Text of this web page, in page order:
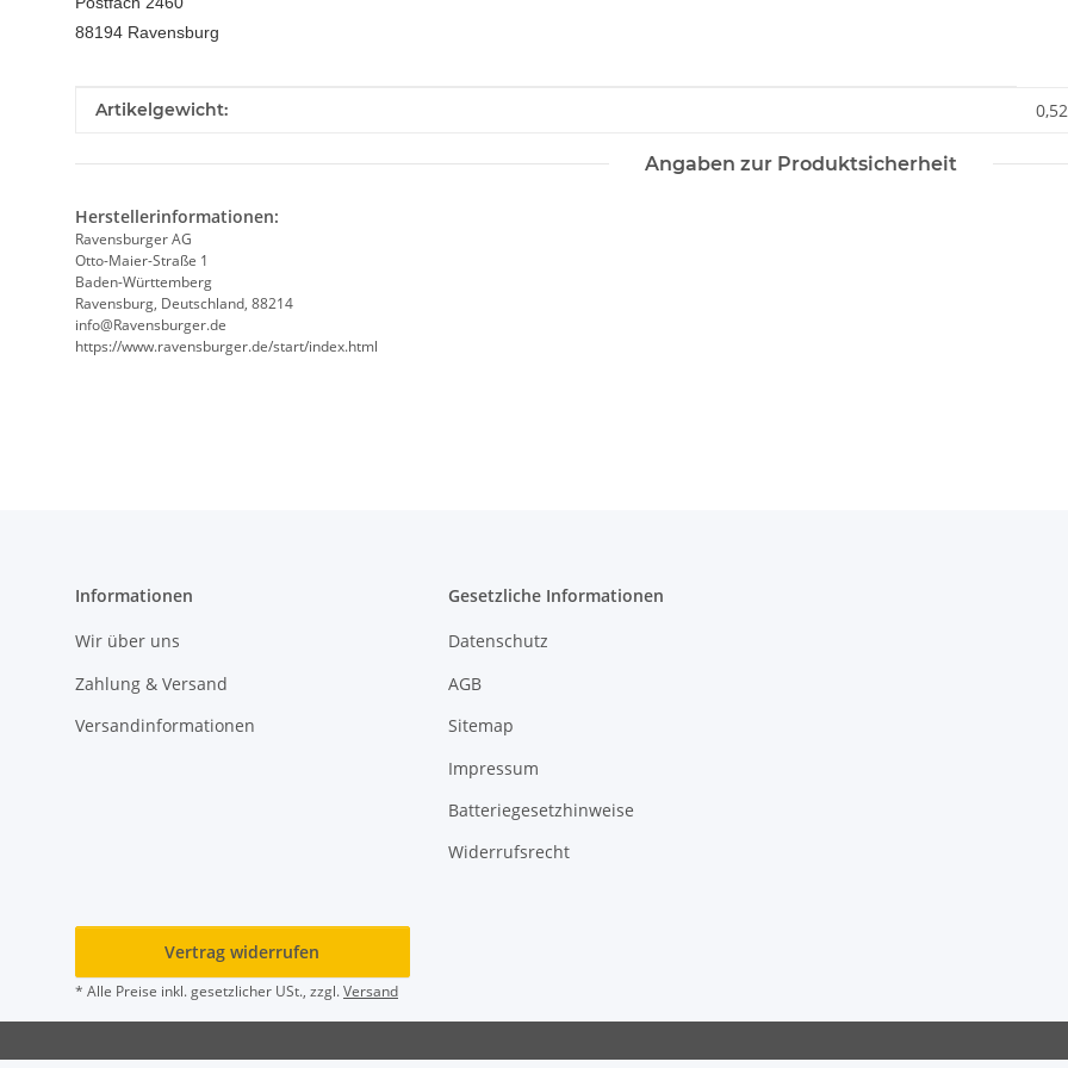
88194 Ravensburg
Produkteigenschaft
Wert
Artikelgewicht: 0,52
Angaben zur Produktsicherheit
Herstellerinformationen:
Ravensburger AG
Otto-Maier-Straße 1
Baden-Württemberg
Ravensburg, Deutschland, 88214
info@Ravensburger.de
https://www.ravensburger.de/start/index.html
Informationen
Wir über uns
Zahlung & Versand
Versandinformationen
Gesetzliche Informationen
Datenschutz
AGB
Sitemap
Impressum
Batteriegesetzhinweise
Widerrufsrecht
Vertrag widerrufen
* Alle Preise inkl. gesetzlicher USt., zzgl.Versand